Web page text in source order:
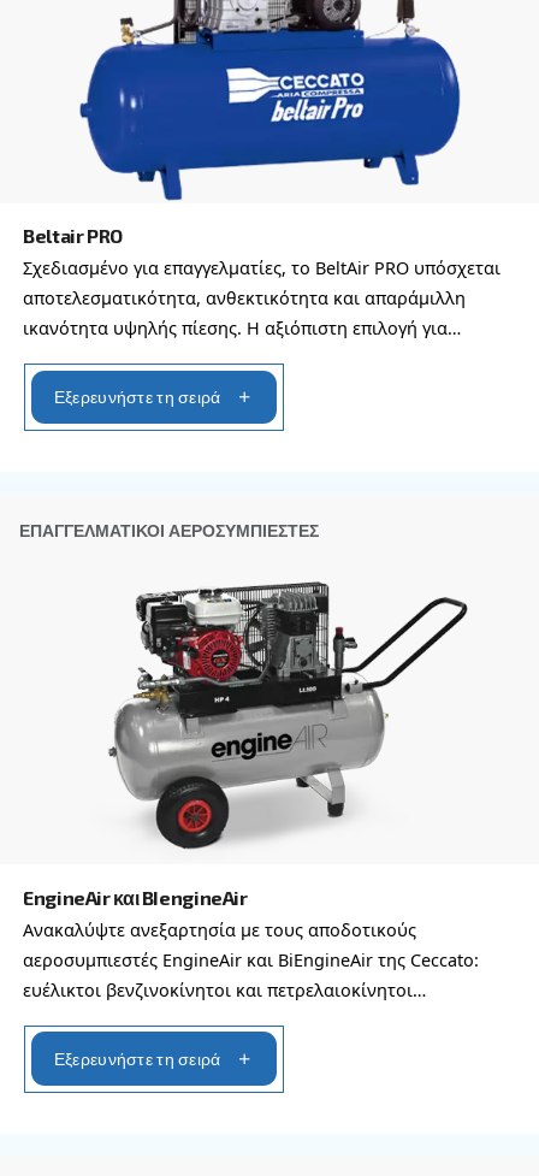
Το αίτημα σας
Με την υποβολή αυτού του αιτήματος, η Ceccato
επικοινωνεί μαζί σας μέσω των πληροφοριών
συλλέγονται. Περισσότερες πληροφορίες θα
Πολιτική απορρήτου μας.
Διάβασα και αποδέχτηκα την πολιτική απορρήτου
Anti-Robot Επαλήθευση
Κάντε κλικ για να ξεκινήσει η επαλήθευση
FriendlyCaptcha ⇗
Μάθετε περισσότερα για τις
επιλογές αεροσυμπιεστών
Μπορείτε επίσης να επιλέξετε το ίδιο μοντέλο
διαφορετικές διαμορφώσεις ή με διαφορετική
DIY ΑΕΡΟΣΥΜΠΙΕΣΤΈΣ